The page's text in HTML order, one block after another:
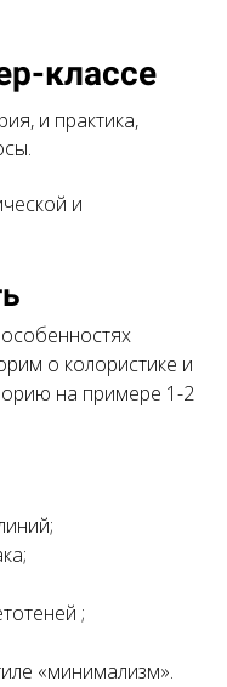
классе
и практика,
и
о колористике и
на примере 1-2
;
«минимализм».